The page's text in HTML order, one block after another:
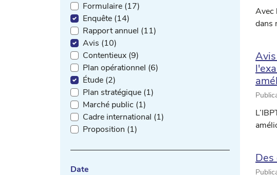
Formulaire (17)
Enquête (14)
Rapport annuel (11)
Avis (10)
Contentieux (9)
Plan opérationnel (6)
Étude (2)
Plan stratégique (1)
Marché public (1)
Cadre international (1)
Proposition (1)
Date
Avec
dans